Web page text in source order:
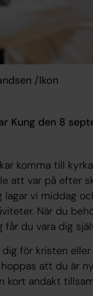
/Ikon
Kung den 8
komma till
att var på efter
lagar vi middag
När du
du vara dig
för kristen
att du är
kort andakt